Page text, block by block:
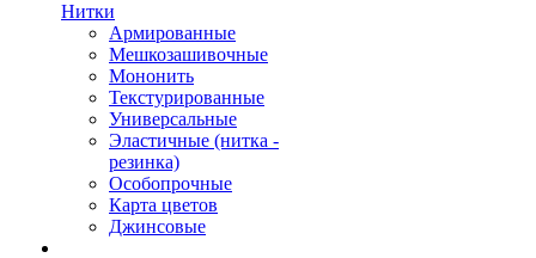
Нитки
Армированные
Мешкозашивочные
Мононить
Текстурированные
Универсальные
Эластичные (нитка -
резинка)
Особопрочные
Карта цветов
Джинсовые